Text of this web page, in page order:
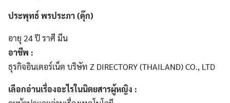
ประพุทธ์ พรประภา (ดุ๊ก)
อายุ 24 ปี ราศี มีน
อาชีพ :
ธุรกิจอินเตอร์เน็ต บริษัท Z DIRECTORY (THAILAND) CO., LTD
เลือกอ่านเรื่องอะไรในนิตยสารผู้หญิง :